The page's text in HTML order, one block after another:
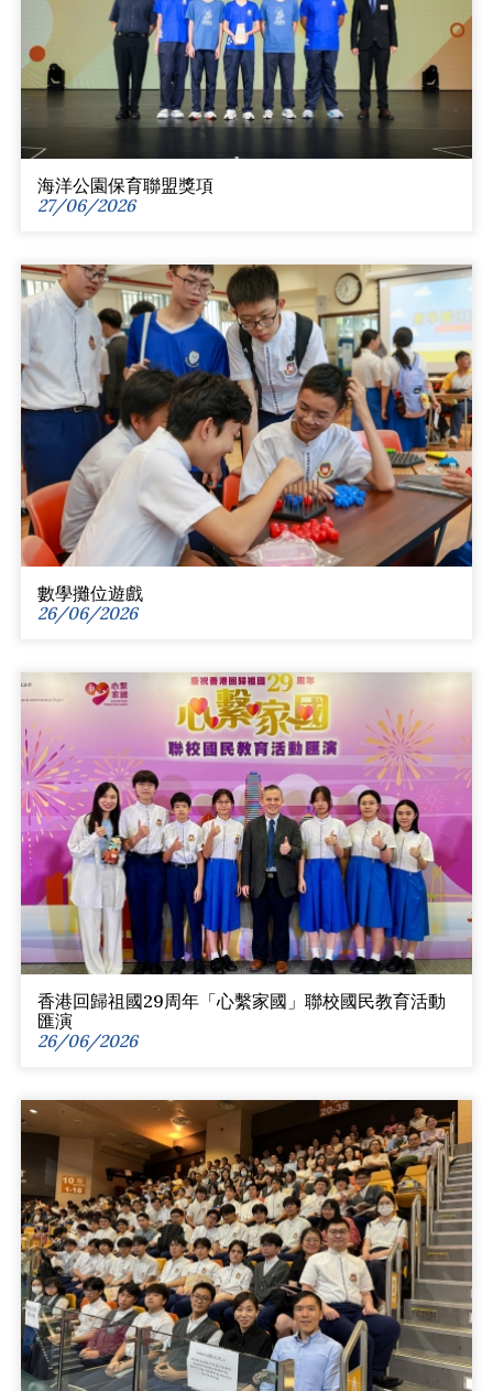
海洋公園保育聯盟獎項
27/06/2026
數學攤位遊戲
26/06/2026
香港回歸祖國29周年「心繫家國」聯校國民教育活動
匯演
26/06/2026